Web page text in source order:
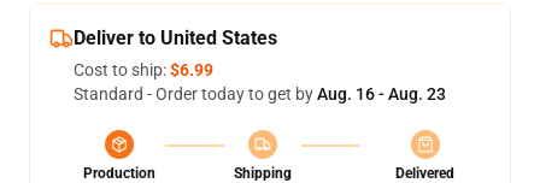
Deliver to United States
Cost to ship:$6.99
Standard - Order today to get byAug. 16 - Aug. 23
Production
Shipping
Delivered